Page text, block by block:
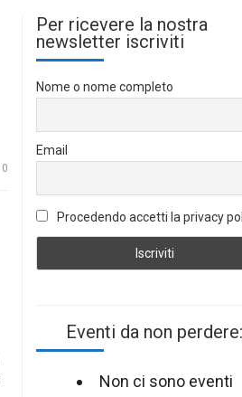
0
Per ricevere la nostra
newsletter iscriviti
Nome o nome completo
Email
Procedendo accetti la privacy
Eventi da non perdere:
Non ci sono eventi